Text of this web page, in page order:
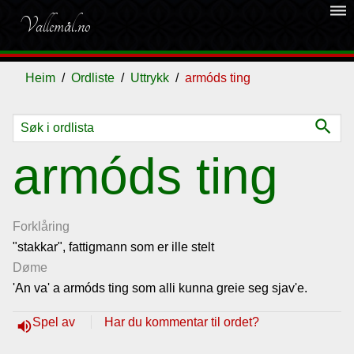
Vallemål.no
dehaze
Heim Ordliste Uttrykk armóds ting
search
armóds ting
Forklåring
"stakkar", fattigmann som er ille stelt
Døme
'An va' a armóds ting som alli kunna greie seg sjav'e.
volume_upSpel av Har du kommentar til ordet?
Ordliste
Om
vallemålet
Gjestebok
Nyhende